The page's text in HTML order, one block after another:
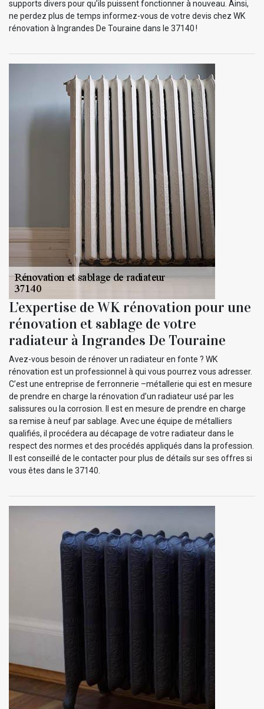
supports divers pour qu’ils puissent fonctionner à nouveau. Ainsi,
ne perdez plus de temps informez-vous de votre devis chez WK
rénovation à Ingrandes De Touraine dans le 37140 !
L’expertise de WK rénovation pour une
rénovation et sablage de votre
radiateur à Ingrandes De Touraine
Avez-vous besoin de rénover un radiateur en fonte ? WK
rénovation est un professionnel à qui vous pourrez vous adresser.
C’est une entreprise de ferronnerie –métallerie qui est en mesure
de prendre en charge la rénovation d’un radiateur usé par les
salissures ou la corrosion. Il est en mesure de prendre en charge
sa remise à neuf par sablage. Avec une équipe de métalliers
qualifiés, il procédera au décapage de votre radiateur dans le
respect des normes et des procédés appliqués dans la profession.
Il est conseillé de le contacter pour plus de détails sur ses offres si
vous êtes dans le 37140.